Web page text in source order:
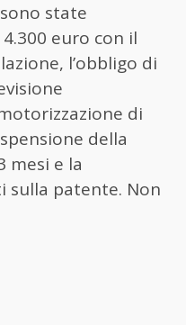
state
euro con il
l’obbligo di
di
della
mesi e la
sulla patente. Non